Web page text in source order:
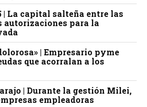
| La capital salteña entre las
autorizaciones para la
| Empresario pyme
que acorralan a los
| Durante la gestión Milei,
empleadoras